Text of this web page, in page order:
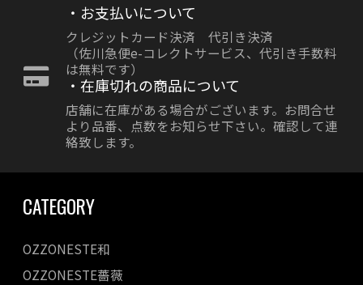
・お支払いについて
クレジットカード決済 代引き決済
（佐川急便e-コレクトサービス、代引き手数料
は無料です）
・在庫切れの商品について
店舗に在庫がある場合がございます。お問合せ
より品番、点数をお知らせ下さい。確認して連
絡致します。
CATEGORY
OZZONESTE和
OZZONESTE薔薇